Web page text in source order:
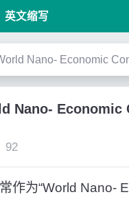
英文缩写
Nano- Economic
Nano- Economic
92
作为“World Nano-